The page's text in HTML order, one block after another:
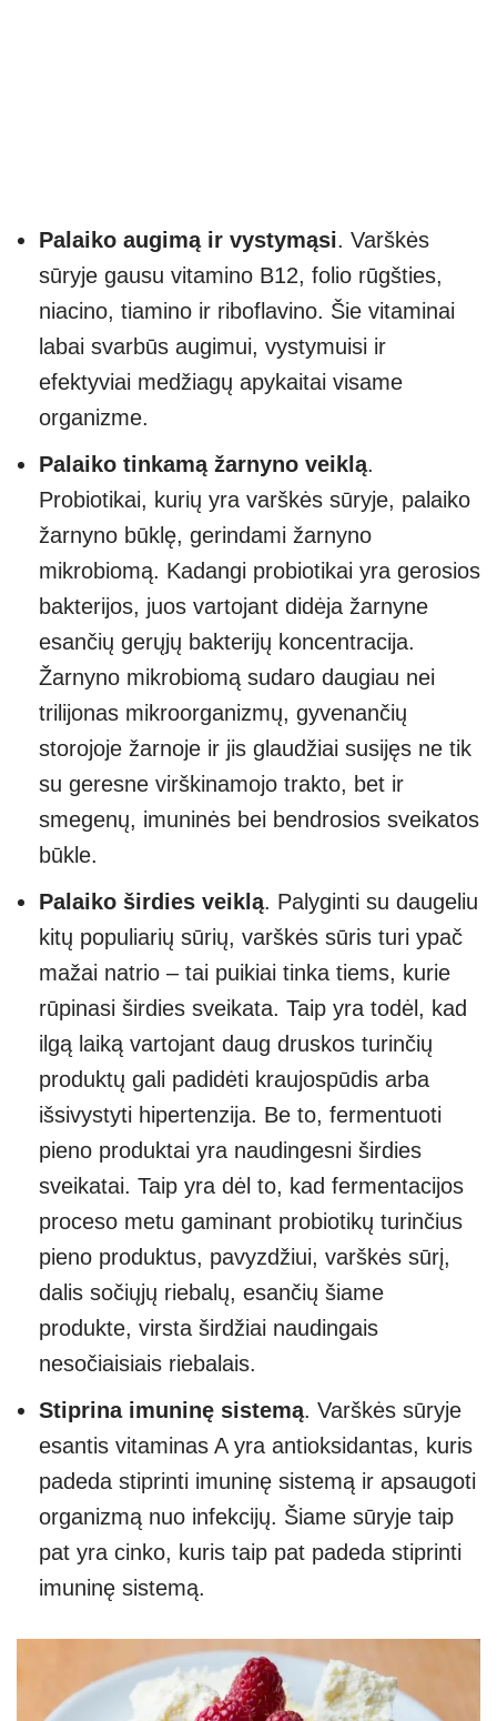
Palaiko augimą ir vystymąsi. Varškės
sūryje gausu vitamino B12, folio rūgšties,
niacino, tiamino ir riboflavino. Šie vitaminai
labai svarbūs augimui, vystymuisi ir
efektyviai medžiagų apykaitai visame
organizme.
Palaiko tinkamą žarnyno veiklą.
Probiotikai, kurių yra varškės sūryje, palaiko
žarnyno būklę, gerindami žarnyno
mikrobiomą. Kadangi probiotikai yra gerosios
bakterijos, juos vartojant didėja žarnyne
esančių gerųjų bakterijų koncentracija.
Žarnyno mikrobiomą sudaro daugiau nei
trilijonas mikroorganizmų, gyvenančių
storojoje žarnoje ir jis glaudžiai susijęs ne tik
su geresne virškinamojo trakto, bet ir
smegenų, imuninės bei bendrosios sveikatos
būkle.
Palaiko širdies veiklą. Palyginti su daugeliu
kitų populiarių sūrių, varškės sūris turi ypač
mažai natrio – tai puikiai tinka tiems, kurie
rūpinasi širdies sveikata. Taip yra todėl, kad
ilgą laiką vartojant daug druskos turinčių
produktų gali padidėti kraujospūdis arba
išsivystyti hipertenzija. Be to, fermentuoti
pieno produktai yra naudingesni širdies
sveikatai. Taip yra dėl to, kad fermentacijos
proceso metu gaminant probiotikų turinčius
pieno produktus, pavyzdžiui, varškės sūrį,
dalis sočiųjų riebalų, esančių šiame
produkte, virsta širdžiai naudingais
nesočiaisiais riebalais.
Stiprina imuninę sistemą. Varškės sūryje
esantis vitaminas A yra antioksidantas, kuris
padeda stiprinti imuninę sistemą ir apsaugoti
organizmą nuo infekcijų. Šiame sūryje taip
pat yra cinko, kuris taip pat padeda stiprinti
imuninę sistemą.